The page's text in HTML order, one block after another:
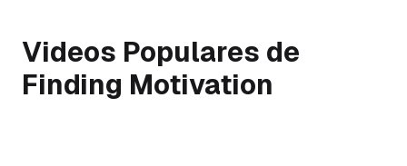
Videos Populares de
Finding Motivation